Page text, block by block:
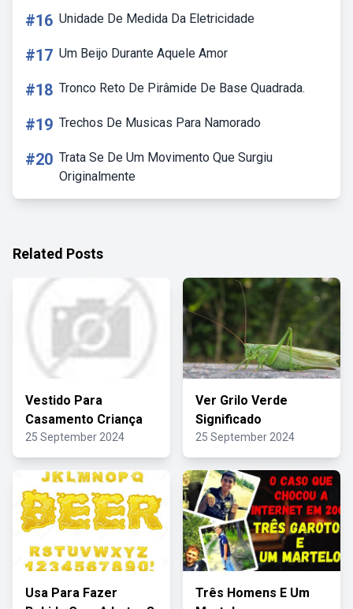
#16 Unidade De Medida Da Eletricidade
#17 Um Beijo Durante Aquele Amor
#18 Tronco Reto De Pirâmide De Base Quadrada.
#19 Trechos De Musicas Para Namorado
#20 Trata Se De Um Movimento Que Surgiu
Originalmente
Related Posts
Vestido Para
Casamento Criança
25 September 2024
Ver Grilo Verde
Significado
25 September 2024
Usa Para Fazer
Três Homens E Um